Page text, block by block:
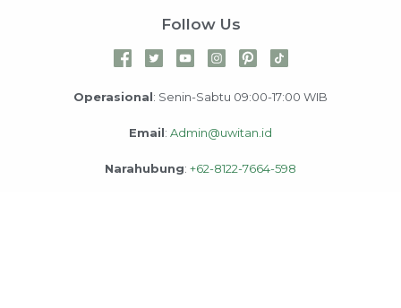
Follow Us
Operasional: Senin-Sabtu 09:00-17:00 WIB
Email: Admin@uwitan.id
Narahubung: +62-8122-7664-598